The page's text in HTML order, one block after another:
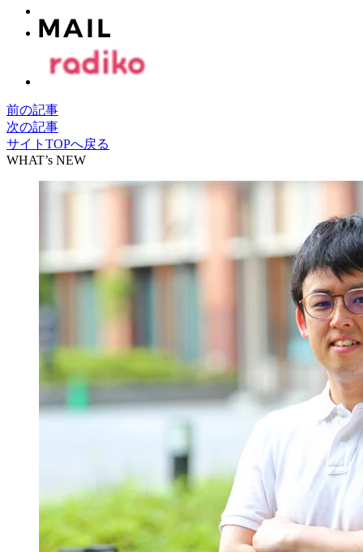
前の記事
次の記事
サイトTOPへ戻る
WHAT’s NEW